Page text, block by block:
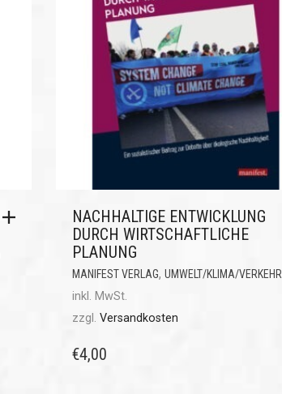
NACHHALTIGE ENTWICKLUNG
DURCH WIRTSCHAFTLICHE
PLANUNG
MANIFEST VERLAG, UMWELT/KLIMA/VERKEHR
inkl. MwSt.
zzgl. Versandkosten
€4,00